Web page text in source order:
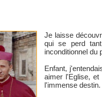
Je laisse
qui se perd
inconditionnel du
Enfant,
aimer l'Eglise,
l'immense destin.